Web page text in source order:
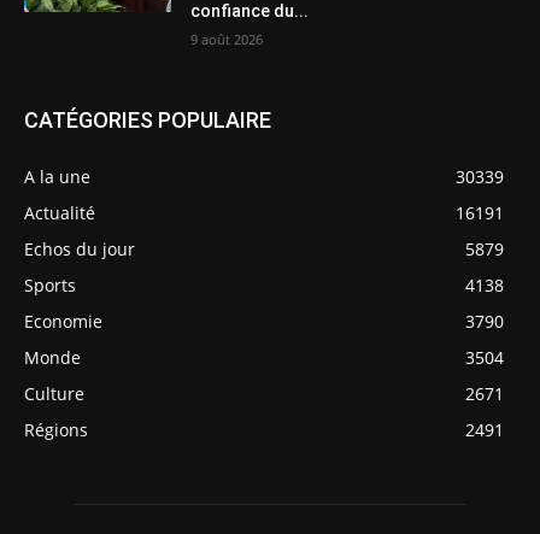
confiance du...
9 août 2026
CATÉGORIES POPULAIRE
A la une
30339
Actualité
16191
Echos du jour
5879
Sports
4138
Economie
3790
Monde
3504
Culture
2671
Régions
2491